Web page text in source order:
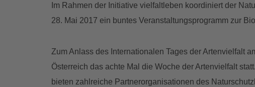
Im Rahmen der Initiative vielfaltleben koordiniert der
28. Mai 2017 ein buntes Veranstaltungsprogramm zur
Zum Anlass des Internationalen Tages der Artenvielfalt
Österreich das achte Mal die Woche der Artenvielfalt
bieten zahlreiche Partnerorganisationen des